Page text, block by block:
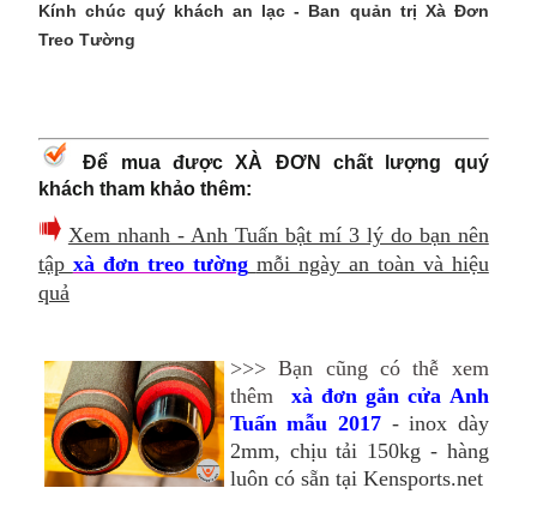
Kính chúc quý khách an lạc - Ban quản trị Xà Đơn
Treo Tường
Để mua được XÀ ĐƠN chất lượng quý
khách tham khảo thêm:
Xem nhanh - Anh Tuấn bật mí 3 lý do bạn nên
tập xà đơn treo tường mỗi ngày an toàn và hiệu
quả
>>> Bạn cũng có thễ xem
thêm
xà đơn gắn cửa Anh
Tuấn mẫu 2017 - inox dày
2mm, chịu tải 150kg - hàng
luôn có sẵn tại Kensports.net